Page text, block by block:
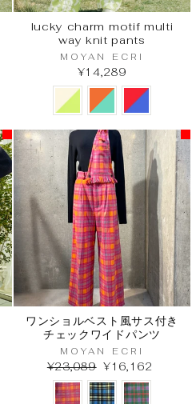
lucky charm motif multi
way knit pants
MOYAN ECRI
¥14,289
ワンショルベスト風サス付き
チェックワイドパンツ
MOYAN ECRI
¥23,089 ¥16,162